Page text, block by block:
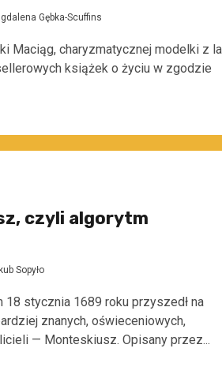
Gębka-Scuffins
Maciąg, charyzmatycznej modelki z
książek o życiu w zgodzie
czyli algorytm
Sopyło
18 stycznia 1689 roku przyszedł na
znanych, oświeceniowych,
— Monteskiusz. Opisany przez...